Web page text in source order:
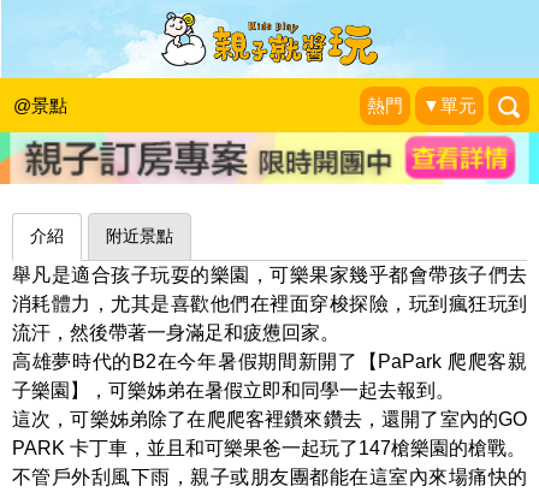
@景點 熱門 ▼單元
一次集結三大樂園，玩車、玩槍、玩刺
激～高雄PaPark爬爬客親子樂園
可可的隨想世界|2016-11-05
介紹 附近景點
舉凡是適合孩子玩耍的樂園，可樂果家幾乎都會帶孩子們去
消耗體力，尤其是喜歡他們在裡面穿梭探險，玩到瘋狂玩到
流汗，然後帶著一身滿足和疲憊回家。
高雄夢時代的B2在今年暑假期間新開了【PaPark 爬爬客親
子樂園】，可樂姊弟在暑假立即和同學一起去報到。
這次，可樂姊弟除了在爬爬客裡鑽來鑽去，還開了室內的GO
PARK 卡丁車，並且和可樂果爸一起玩了147槍樂園的槍戰。
不管戶外刮風下雨，親子或朋友團都能在這室內來場痛快的